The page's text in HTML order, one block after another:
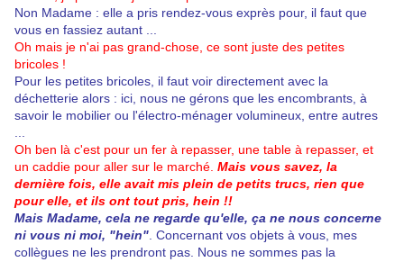
Non Madame : elle a pris rendez-vous exprès pour, il faut que
vous en fassiez autant ...
Oh mais je n'ai pas grand-chose, ce sont juste des petites
bricoles !
Pour les petites bricoles, il faut voir directement avec la
déchetterie alors : ici, nous ne gérons que les encombrants, à
savoir le mobilier ou l'électro-ménager volumineux, entre autres
Oh ben là c'est pour un fer à repasser, une table à repasser, et
un caddie pour aller sur le marché. Mais vous savez, la
dernière fois, elle avait mis plein de petits trucs, rien que
pour elle, et ils ont tout pris, hein !!
Mais Madame, cela ne regarde qu'elle, ça ne nous concerne
ni vous ni moi, "hein" . Concernant vos objets à vous, mes
collègues ne les prendront pas. Nous ne sommes pas la